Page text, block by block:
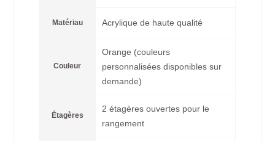
Matériau Acrylique de haute qualité
Couleur
Orange (couleurs
personnalisées disponibles sur
demande)
Étagères
2 étagères ouvertes pour le
rangement